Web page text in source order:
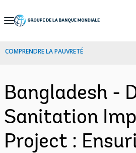
Skip
Navigation
COMPRENDRE LA PAUVRETÉ
Bangladesh -
Sanitation
Project :